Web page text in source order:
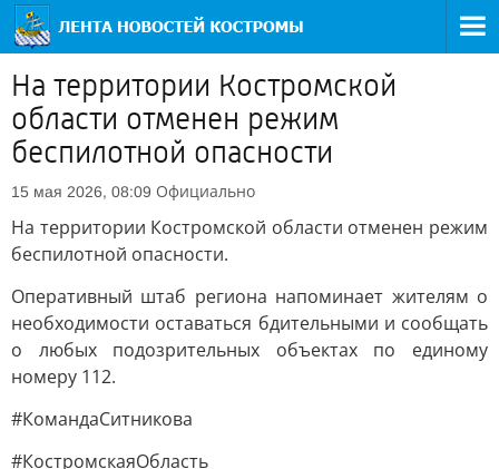
На территории Костромской
области отменен режим
беспилотной опасности
15 мая 2026, 08:09 Официально
На территории Костромской области отменен режим
беспилотной опасности.
Оперативный штаб региона напоминает жителям о
необходимости оставаться бдительными и сообщать
о любых подозрительных объектах по единому
номеру 112.
#КомандаСитникова
#КостромскаяОбласть